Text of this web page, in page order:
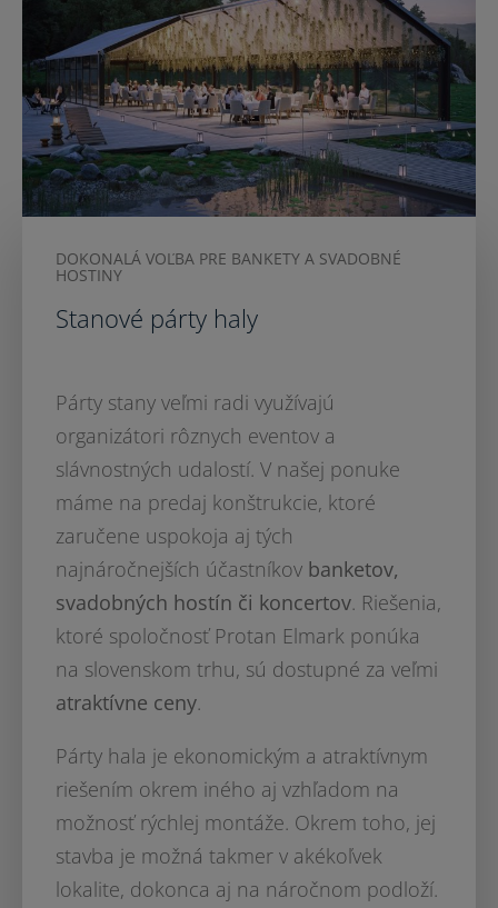
DOKONALÁ VOĽBA PRE BANKETY A SVADOBNÉ
HOSTINY
Stanové párty haly
Párty stany veľmi radi využívajú
organizátori rôznych eventov a
slávnostných udalostí. V našej ponuke
máme na predaj konštrukcie, ktoré
zaručene uspokoja aj tých
najnáročnejších účastníkov banketov,
svadobných hostín či koncertov. Riešenia,
ktoré spoločnosť Protan Elmark ponúka
na slovenskom trhu, sú dostupné za veľmi
atraktívne ceny.
Párty hala je ekonomickým a atraktívnym
riešením okrem iného aj vzhľadom na
možnosť rýchlej montáže. Okrem toho, jej
stavba je možná takmer v akékoľvek
lokalite, dokonca aj na náročnom podloží.